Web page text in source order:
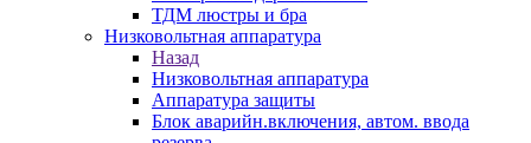
ТДМ люстры и бра
Низковольтная аппаратура
Назад
Низковольтная аппаратура
Аппаратура защиты
Блок аварийн.включения, автом. ввода